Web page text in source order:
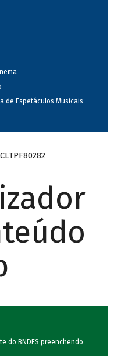
de Espetáculos Musicais
do BNDES preenchendo